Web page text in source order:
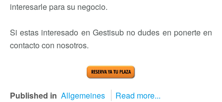
interesarle para su negocio.
Si estas interesado en Gestisub no dudes en ponerte en
contacto con nosotros.
Published in Allgemeines Read more...